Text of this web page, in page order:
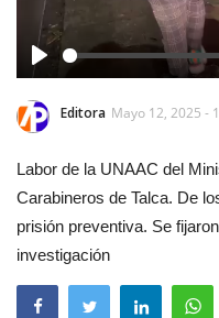
Play
Editora Mayo 12, 2025 -
Labor de la UNAAC del
Carabineros de Talca. De
prisión preventiva. Se
investigación